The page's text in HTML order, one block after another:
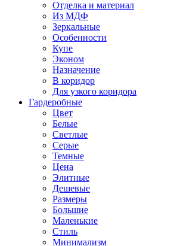
Отделка и материал
Из МДФ
Зеркальные
Особенности
Купе
Эконом
Назначение
В коридор
Для узкого коридора
Гардеробные
Цвет
Белые
Светлые
Серые
Темные
Цена
Элитные
Дешевые
Размеры
Большие
Маленькие
Стиль
Минимализм